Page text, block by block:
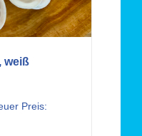
weiß
Preis: